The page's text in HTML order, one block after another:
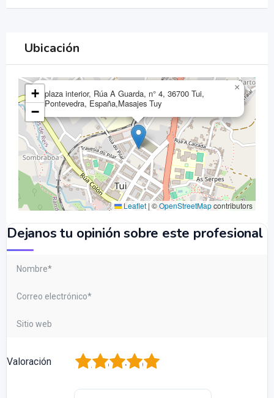
Ubicación
plaza interior, Rúa A Guarda, n° 4, 36700 Tui,
Pontevedra, España,Masajes Tuy
×
+
−
Leaflet | ©OpenStreetMapcontributors
Dejanos tu opinión sobre este profesional
Valoración 5
4
3
2